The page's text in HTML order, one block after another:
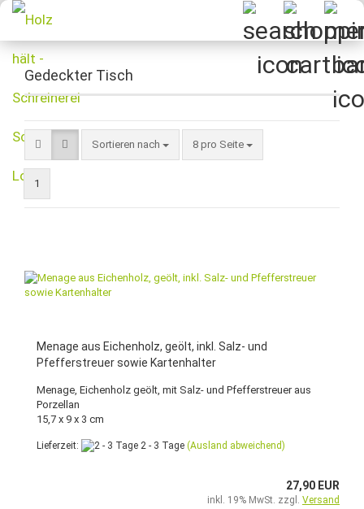
Gedeckter Tisch
Sortieren nach
Sortieren nach 8 pro Seite
pro Seite
1
Menage aus Eichenholz, geölt, inkl. Salz- und
Pfefferstreuer sowie Kartenhalter
Menage, Eichenholz geölt, mit Salz- und Pfefferstreuer aus
Porzellan
15,7 x 9 x 3 cm
Lieferzeit: 2 - 3 Tage (Ausland abweichend)
27,90 EUR
inkl. 19% MwSt. zzgl. Versand